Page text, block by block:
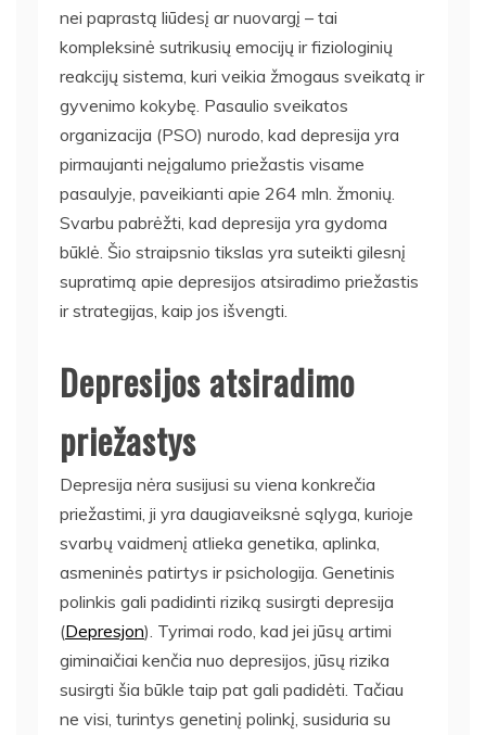
nei paprastą liūdesį ar nuovargį – tai
kompleksinė sutrikusių emocijų ir fiziologinių
reakcijų sistema, kuri veikia žmogaus sveikatą ir
gyvenimo kokybę. Pasaulio sveikatos
organizacija (PSO) nurodo, kad depresija yra
pirmaujanti neįgalumo priežastis visame
pasaulyje, paveikianti apie 264 mln. žmonių.
Svarbu pabrėžti, kad depresija yra gydoma
būklė. Šio straipsnio tikslas yra suteikti gilesnį
supratimą apie depresijos atsiradimo priežastis
ir strategijas, kaip jos išvengti.
Depresijos atsiradimo
priežastys
Depresija nėra susijusi su viena konkrečia
priežastimi, ji yra daugiaveiksnė sąlyga, kurioje
svarbų vaidmenį atlieka genetika, aplinka,
asmeninės patirtys ir psichologija. Genetinis
polinkis gali padidinti riziką susirgti depresija
(Depresjon). Tyrimai rodo, kad jei jūsų artimi
giminaičiai kenčia nuo depresijos, jūsų rizika
susirgti šia būkle taip pat gali padidėti. Tačiau
ne visi, turintys genetinį polinkį, susiduria su